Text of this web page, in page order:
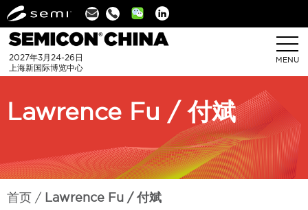
Linkedin
2027年3月24-26日
上海新国际博览中心
MENU
Lawrence Fu / 付斌
首页 Lawrence Fu / 付斌